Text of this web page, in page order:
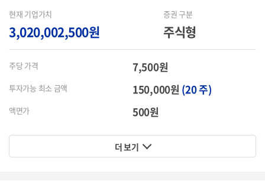
현재 기업가치
3,020,002,500원
증권 구분
주식형
주당 가격 7,500원
투자가능 최소 금액 150,000원 (20 주)
액면가 500원
더 보기